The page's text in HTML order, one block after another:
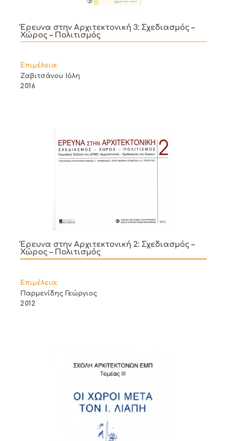
Έρευνα στην Αρχιτεκτονική 3: Σχεδιασμός –
Χώρος – Πολιτισμός
Επιμέλεια:
Ζαβιτσάνου Ιόλη
2016
Έρευνα στην Αρχιτεκτονική 2: Σχεδιασμός –
Χώρος – Πολιτισμός
Επιμέλεια:
Παρμενίδης Γεώργιος
2012